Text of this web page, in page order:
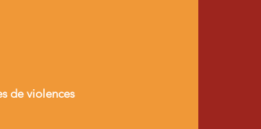
de violences